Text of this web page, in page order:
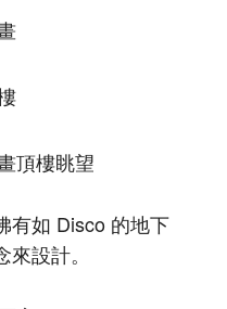
有如 Disco 的地下
設計。